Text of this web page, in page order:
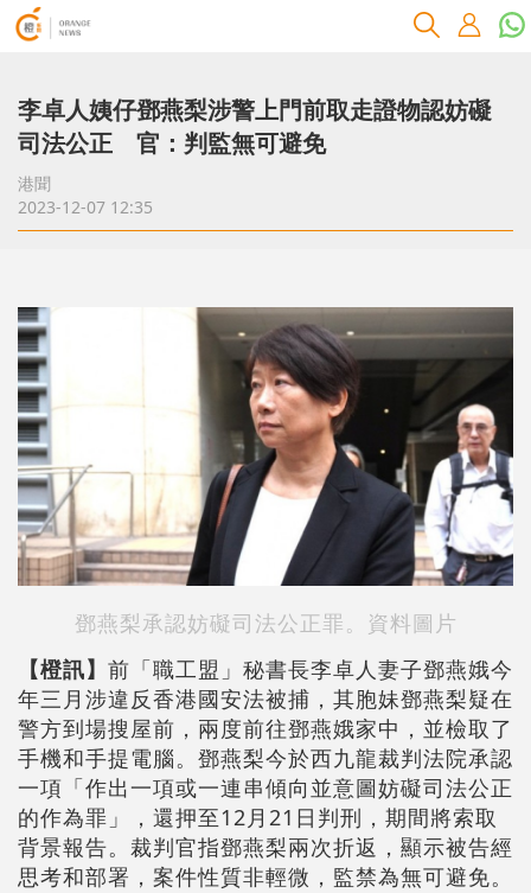
李卓人姨仔鄧燕梨涉警上門前取走證物認妨礙
司法公正 官：判監無可避免
港聞
2023-12-07 12:35
鄧燕梨承認妨礙司法公正罪。資料圖片
【橙訊】 前「職工盟」秘書長李卓人妻子鄧燕娥今
年三月涉違反香港國安法被捕，其胞妹鄧燕梨疑在
警方到場搜屋前，兩度前往鄧燕娥家中，並檢取了
手機和手提電腦。鄧燕梨今於西九龍裁判法院承認
一項「作出一項或一連串傾向並意圖妨礙司法公正
的作為罪」，還押至12月21日判刑，期間將索取
背景報告。裁判官指鄧燕梨兩次折返，顯示被告經
思考和部署，案件性質非輕微，監禁為無可避免。